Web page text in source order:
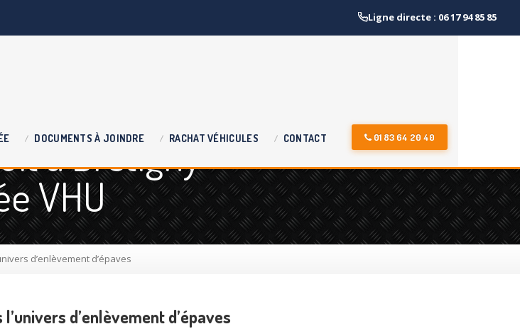
Ligne directe : 06 17 94 85 85
DOCUMENTS À JOINDRE RACHAT VÉHICULES CONTACT 01 83 64 20 40
à Bretigny
VHU
d’enlèvement d’épaves
d’enlèvement d’épaves